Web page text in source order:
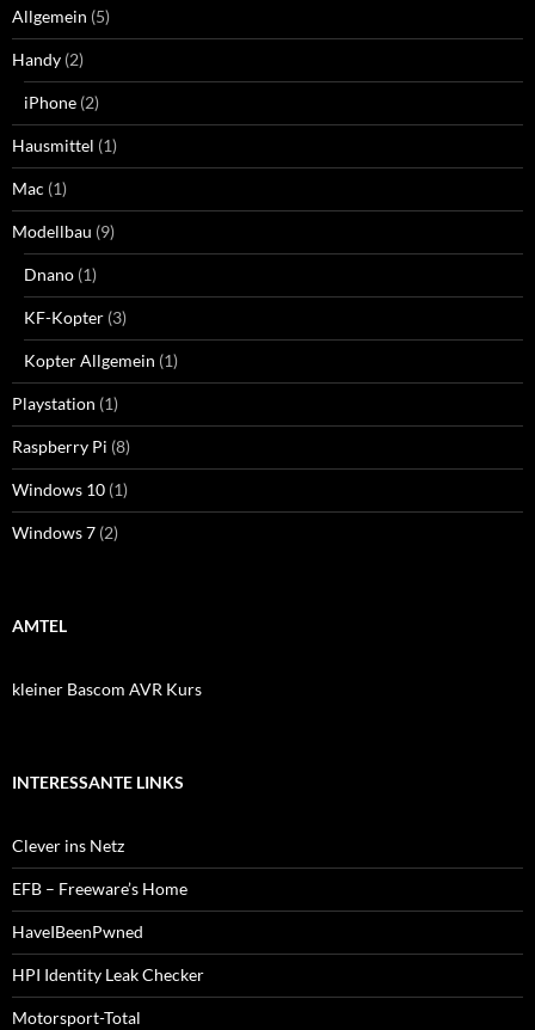
Allgemein (5)
Handy (2)
iPhone (2)
Hausmittel (1)
Mac (1)
Modellbau (9)
Dnano (1)
KF-Kopter (3)
Kopter Allgemein (1)
Playstation (1)
Raspberry Pi (8)
Windows 10 (1)
Windows 7 (2)
AMTEL
kleiner Bascom AVR Kurs
INTERESSANTE LINKS
Clever ins Netz
EFB – Freeware’s Home
HaveIBeenPwned
HPI Identity Leak Checker
Motorsport-Total